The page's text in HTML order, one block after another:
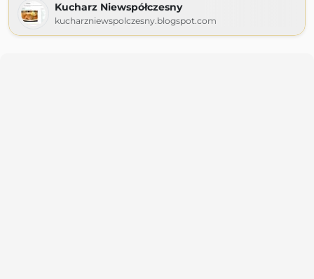
Kucharz Niewspółczesny
kucharzniewspolczesny.blogspot.com